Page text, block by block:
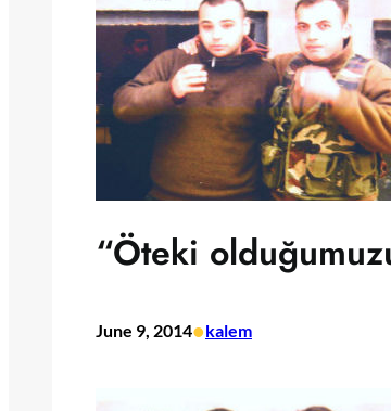
“Öteki
June 9, 2014•kalem